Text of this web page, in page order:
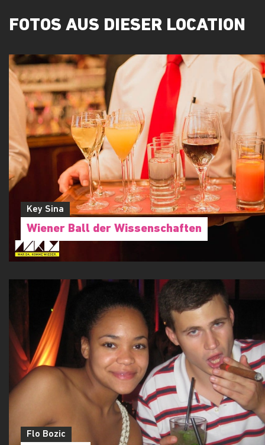
FOTOS AUS DIESER LOCATION
Key Sina
Wiener Ball der Wissenschaften
Flo Bozic